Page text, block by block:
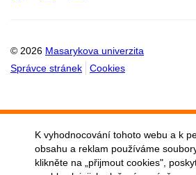
© 2026 Masarykova univerzita
Správce stránek
Cookies
K vyhodnocování tohoto webu a k
obsahu a reklam používáme
klikněte na „přijmout cookies",